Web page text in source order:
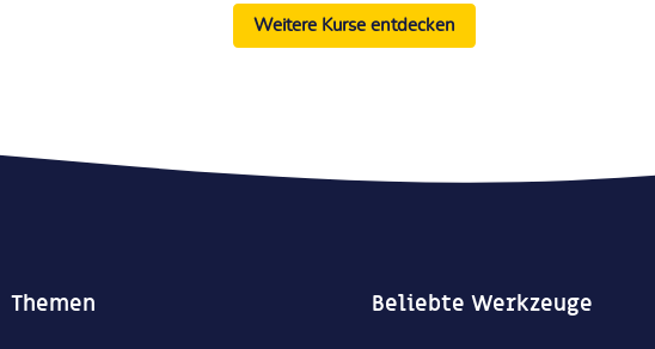
Weitere Kurse entdecken
Themen Beliebte Werkzeuge